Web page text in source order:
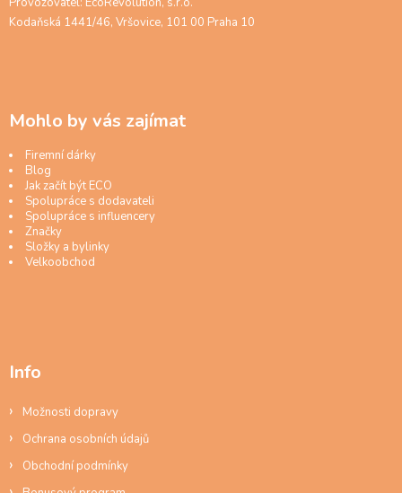
Kodaňská 1441/46, Vršovice, 101 00 Praha 10
Mohlo by vás zajímat
Firemní dárky
Blog
Jak začít být ECO
Spolupráce s dodavateli
Spolupráce s influencery
Značky
Složky a bylinky
Velkoobchod
Info
Možnosti dopravy
Ochrana osobních údajů
Obchodní podmínky